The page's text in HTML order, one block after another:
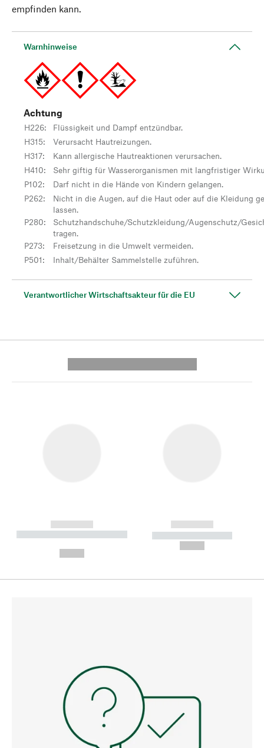
empfinden kann.
Warnhinweise
Achtung
H226:
Flüssigkeit und Dampf entzündbar.
H315:
Verursacht Hautreizungen.
H317:
Kann allergische Hautreaktionen verursachen.
H410:
Sehr giftig für Wasserorganismen mit langfristiger
P102:
Darf nicht in die Hände von Kindern gelangen.
P262:
Nicht in die Augen, auf die Haut oder auf die Kleidung
lassen.
P280:
Schutzhandschuhe/Schutzkleidung/Augenschutz/
tragen.
P273:
Freisetzung in die Umwelt vermeiden.
P501: Inhalt/Behälter Sammelstelle zuführen.
Verantwortlicher Wirtschaftsakteur für die EU
------------
----------- ----------- --------
------------
----------- -----------